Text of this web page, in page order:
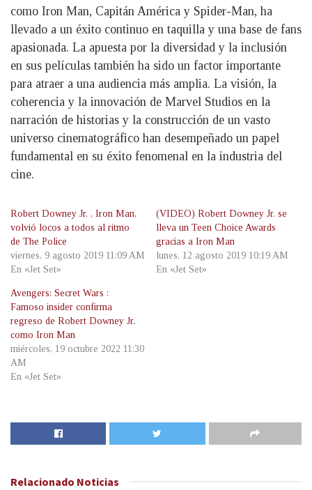
como Iron Man, Capitán América y Spider-Man, ha
llevado a un éxito continuo en taquilla y una base de fans
apasionada. La apuesta por la diversidad y la inclusión
en sus películas también ha sido un factor importante
para atraer a una audiencia más amplia. La visión, la
coherencia y la innovación de Marvel Studios en la
narración de historias y la construcción de un vasto
universo cinematográfico han desempeñado un papel
fundamental en su éxito fenomenal en la industria del
cine.
Robert Downey Jr. , Iron Man,
volvió locos a todos al ritmo
de The Police
viernes, 9 agosto 2019 11:09 AM
En «Jet Set»
(VIDEO) Robert Downey Jr. se
lleva un Teen Choice Awards
gracias a Iron Man
lunes, 12 agosto 2019 10:19 AM
En «Jet Set»
Avengers: Secret Wars :
Famoso insider confirma
regreso de Robert Downey Jr.
como Iron Man
miércoles, 19 octubre 2022 11:30
AM
En «Jet Set»
Relacionado Noticias